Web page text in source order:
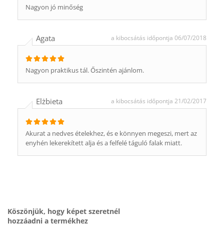
Nagyon jó minőség
Agata a kibocsátás időpontja 06/07/2018
Nagyon praktikus tál. Őszintén ajánlom.
Elżbieta a kibocsátás időpontja 21/02/2017
Akurat a nedves ételekhez, és e könnyen megeszi, mert az
enyhén lekerekített alja és a felfelé táguló falak miatt.
Köszönjük, hogy képet szeretnél
hozzáadni a termékhez